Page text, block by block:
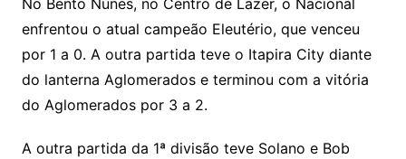
No Bento Nunes, no Centro de Lazer, o Nacional
enfrentou o atual campeão Eleutério, que venceu
por 1 a 0. A outra partida teve o Itapira City diante
do lanterna Aglomerados e terminou com a vitória
do Aglomerados por 3 a 2.
A outra partida da 1ª divisão teve Solano e Bob